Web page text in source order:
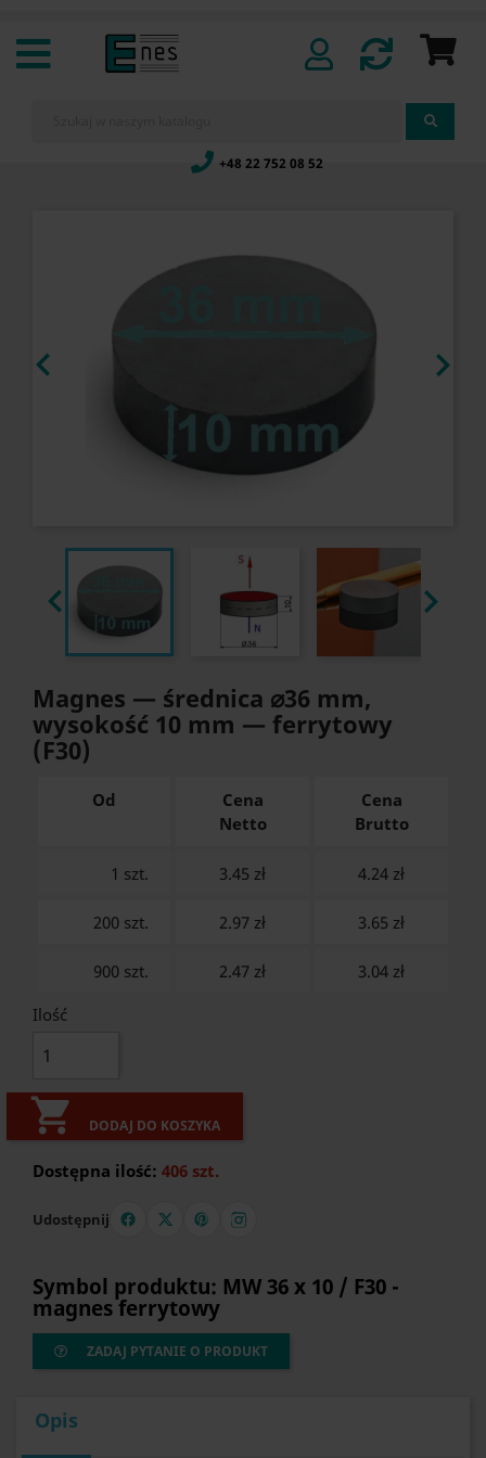
+48 22 752 08 52
 
 
Magnes — średnica ⌀36 mm,
wysokość 10 mm — ferrytowy
(F30)
Od
Cena
Netto
Cena
Brutto
1 szt. 3.45 zł 4.24 zł
200 szt. 2.97 zł 3.65 zł
900 szt. 2.47 zł 3.04 zł
Ilość
 DODAJ DO KOSZYKA
Dostępna ilość: 406 szt.
Udostępnij
Symbol produktu: MW 36 x 10 / F30 -
magnes ferrytowy
ZADAJ PYTANIE O PRODUKT
Opis